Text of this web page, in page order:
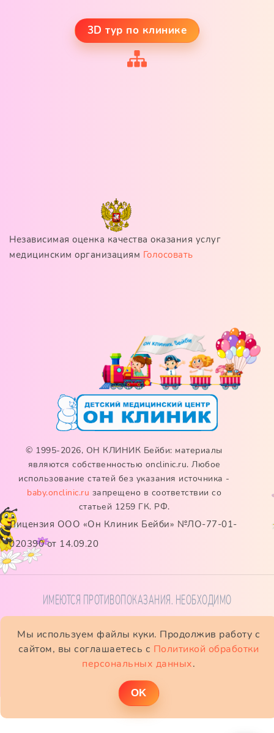
Мы используем файлы куки. Продолжив работу с
сайтом, вы соглашаетесь с Политикой обработки
персональных данных.
ОK
3D тур по клинике
Независимая оценка качества оказания услуг
медицинским организациям Голосовать
© 1995-2026, ОН КЛИНИК Бейби: материалы
являются собственностью onclinic.ru. Любое
использование статей без указания источника -
baby.onclinic.ru запрещено в соответствии со
статьей 1259 ГК. РФ.
Лицензия ООО «Он Клиник Бейби» №ЛО-77-01-
020390 от 14.09.20
ИМЕЮТСЯ ПРОТИВОПОКАЗАНИЯ. НЕОБХОДИМО
ПРОКОНСУЛЬТИРОВАТЬСЯ СО СПЕЦИАЛИСТОМ